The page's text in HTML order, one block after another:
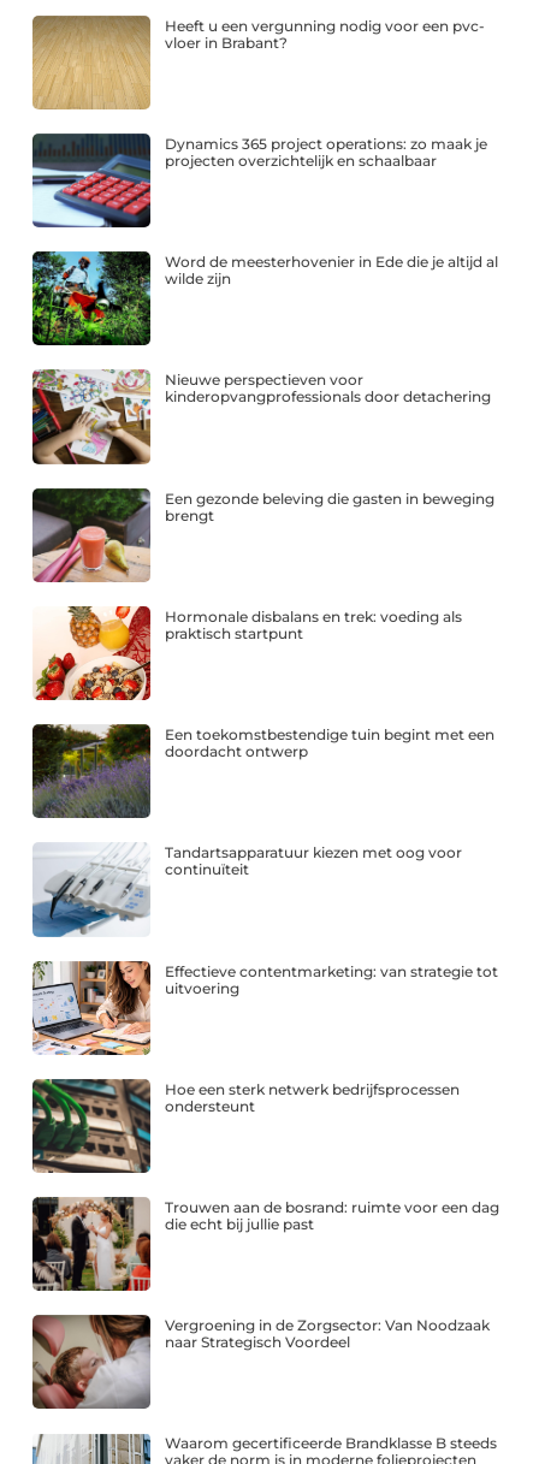
Heeft u een vergunning nodig voor een pvc-
vloer in Brabant?
Dynamics 365 project operations: zo maak je
projecten overzichtelijk en schaalbaar
Word de meesterhovenier in Ede die je altijd al
wilde zijn
Nieuwe perspectieven voor
kinderopvangprofessionals door detachering
Een gezonde beleving die gasten in beweging
brengt
Hormonale disbalans en trek: voeding als
praktisch startpunt
Een toekomstbestendige tuin begint met een
doordacht ontwerp
Tandartsapparatuur kiezen met oog voor
continuïteit
Effectieve contentmarketing: van strategie tot
uitvoering
Hoe een sterk netwerk bedrijfsprocessen
ondersteunt
Trouwen aan de bosrand: ruimte voor een dag
die echt bij jullie past
Vergroening in de Zorgsector: Van Noodzaak
naar Strategisch Voordeel
Waarom gecertificeerde Brandklasse B steeds
vaker de norm is in moderne folieprojecten